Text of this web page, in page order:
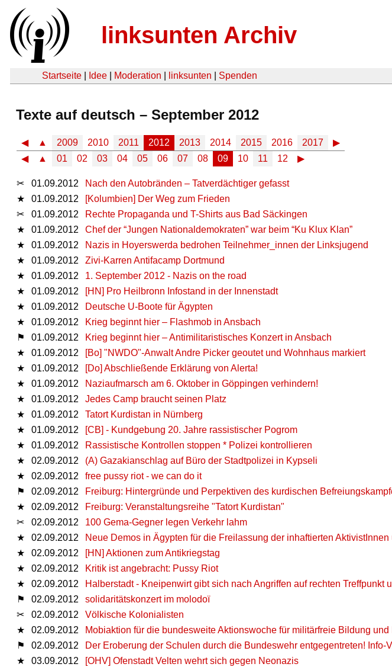
linksunten Archiv
Startseite Idee Moderation linksunten Spenden
Texte auf deutsch – September 2012
◀ ▲ 2009 2010 2011 2012 2013 2014 2015 2016 2017
▶
◀
▲ 01 02 03 04 05 06 07 08 09 10 11 12 ▶
✂ 01.09.2012
Nach den Autobränden – Tatverdächtiger gefasst
★
01.09.2012
[Kolumbien] Der Weg zum Frieden
✂
01.09.2012
Rechte Propaganda und T-Shirts aus Bad Säckingen
★
01.09.2012
Chef der “Jungen Nationaldemokraten” war beim “Ku Klux Klan”
★
01.09.2012
Nazis in Hoyerswerda bedrohen Teilnehmer_innen der Linksjugend
★
01.09.2012
Zivi-Karren Antifacamp Dortmund
★
01.09.2012
1. September 2012 - Nazis on the road
★
01.09.2012
[HN] Pro Heilbronn Infostand in der Innenstadt
★
01.09.2012
Deutsche U-Boote für Ägypten
★
01.09.2012
Krieg beginnt hier – Flashmob in Ansbach
⚑
01.09.2012
Krieg beginnt hier – Antimilitaristisches Konzert in Ansbach
★
01.09.2012
[Bo] "NWDO"-Anwalt Andre Picker geoutet und Wohnhaus markiert
★
01.09.2012
[Do] Abschließende Erklärung von Alerta!
★
01.09.2012
Naziaufmarsch am 6. Oktober in Göppingen verhindern!
★
01.09.2012
Jedes Camp braucht seinen Platz
★
01.09.2012
Tatort Kurdistan in Nürnberg
★
01.09.2012
[CB] - Kundgebung 20. Jahre rassistischer Pogrom
★
01.09.2012
Rassistische Kontrollen stoppen * Polizei kontrollieren
★
02.09.2012
(A) Gazakianschlag auf Büro der Stadtpolizei in Kypseli
★
02.09.2012
free pussy riot - we can do it
⚑
02.09.2012
Freiburg: Hintergründe und Perpektiven des kurdischen
★
02.09.2012
Freiburg: Veranstaltungsreihe "Tatort Kurdistan"
✂
02.09.2012
100 Gema-Gegner legen Verkehr lahm
★
02.09.2012
Neue Demos in Ägypten für die Freilassung der inhaftierten
★
02.09.2012
[HN] Aktionen zum Antikriegstag
★
02.09.2012
Kritik ist angebracht: Pussy Riot
★
02.09.2012
Halberstadt - Kneipenwirt gibt sich nach Angriffen auf rechten Treffpunkt
⚑
02.09.2012
solidaritätskonzert im molodoï
✂
02.09.2012
Völkische Kolonialisten
★
02.09.2012
Mobiaktion für die bundesweite Aktionswoche für militärfreie Bildung
⚑
02.09.2012
Der Eroberung der Schulen durch die Bundeswehr entgegentreten!
★
03.09.2012
[OHV] Ofenstadt Velten wehrt sich gegen Neonazis